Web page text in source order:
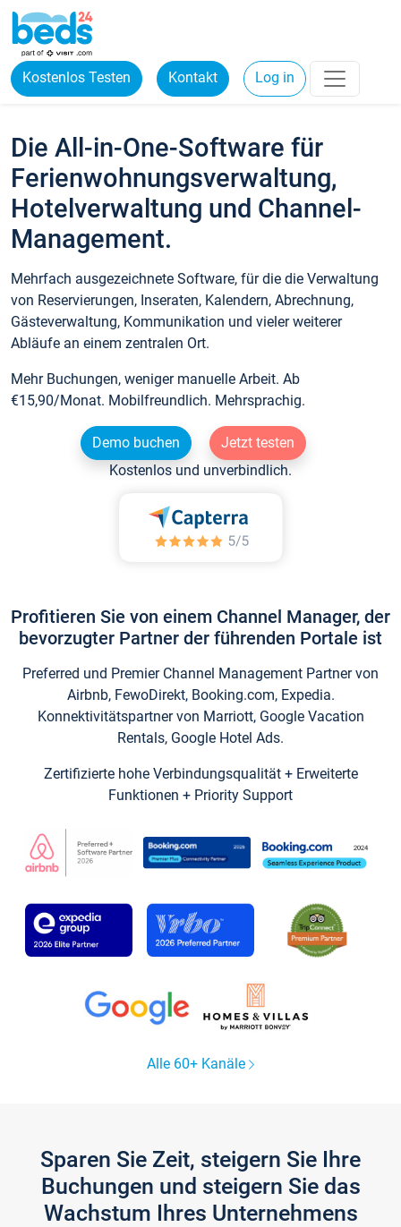
Kostenlos Testen Kontakt Log in
Die All-in-One-Software für
Ferienwohnungsverwaltung,
Hotelverwaltung und Channel-
Management.
Mehrfach ausgezeichnete Software, für die die Verwaltung
von Reservierungen, Inseraten, Kalendern, Abrechnung,
Gästeverwaltung, Kommunikation und vieler weiterer
Abläufe an einem zentralen Ort.
Mehr Buchungen, weniger manuelle Arbeit. Ab
€15,90/Monat. Mobilfreundlich. Mehrsprachig.
Demo buchen
Jetzt testen
Kostenlos und unverbindlich.
Profitieren Sie von einem Channel Manager, der
bevorzugter Partner der führenden Portale ist
Preferred und Premier Channel Management Partner von
Airbnb, FewoDirekt, Booking.com, Expedia.
Konnektivitätspartner von Marriott, Google Vacation
Rentals, Google Hotel Ads.
Zertifizierte hohe Verbindungsqualität + Erweiterte
Funktionen + Priority Support
Alle 60+ Kanäle
Sparen Sie Zeit, steigern Sie Ihre
Buchungen und steigern Sie das
Wachstum Ihres Unternehmens